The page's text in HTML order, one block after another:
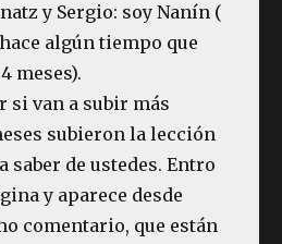
y Sergio: soy Nanín (
algún tiempo que
meses).
si van a subir más
subieron la lección
saber de ustedes. Entro
y aparece desde
comentario, que están